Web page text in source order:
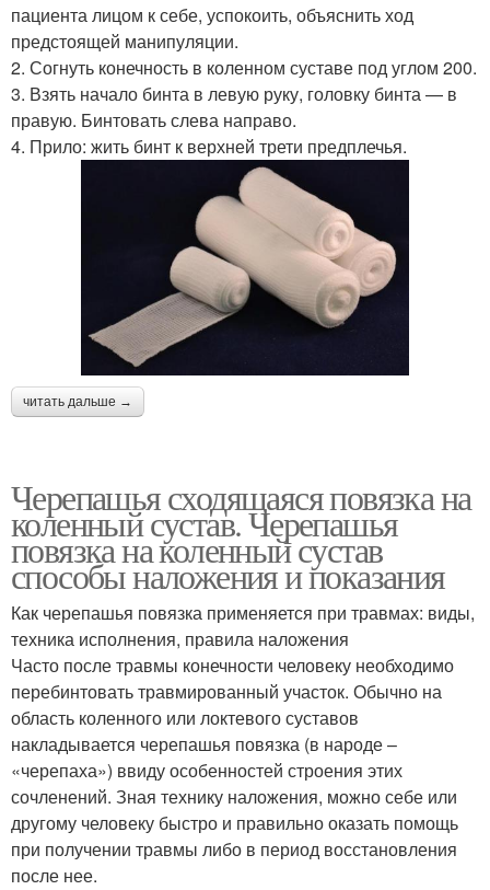
пациента лицом к себе, успокоить, объяснить ход
предстоящей манипуляции.
2. Согнуть конечность в коленном суставе под углом 200.
3. Взять начало бинта в левую руку, головку бинта — в
правую. Бинтовать слева направо.
4. Прило: жить бинт к верхней трети предплечья.
читать дальше →
Черепашья сходящаяся повязка на
коленный сустав. Черепашья
повязка на коленный сустав
способы наложения и показания
Как черепашья повязка применяется при травмах: виды,
техника исполнения, правила наложения
Часто после травмы конечности человеку необходимо
перебинтовать травмированный участок. Обычно на
область коленного или локтевого суставов
накладывается черепашья повязка (в народе –
«черепаха») ввиду особенностей строения этих
сочленений. Зная технику наложения, можно себе или
другому человеку быстро и правильно оказать помощь
при получении травмы либо в период восстановления
после нее.